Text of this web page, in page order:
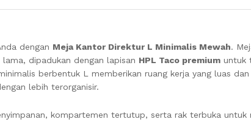
dengan Meja Kantor Direktur L Minimalis Mewah.
dipadukan dengan lapisan HPL Taco premium untuk
berbentuk L memberikan ruang kerja yang luas dan
lebih terorganisir.
kompartemen tertutup, serta rak terbuka untuk